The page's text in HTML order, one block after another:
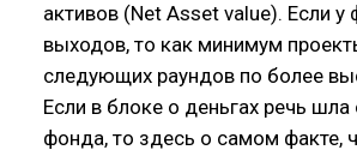
активов (Net Asset value). Если у
выходов, то как минимум
следующих раундов по более
Если в блоке о деньгах речь шла
фонда, то здесь о самом факте,